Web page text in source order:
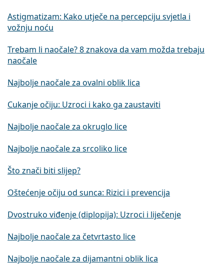
Astigmatizam: Kako utječe na percepciju svjetla i
vožnju noću
Trebam li naočale? 8 znakova da vam možda trebaju
naočale
Najbolje naočale za ovalni oblik lica
Cukanje očiju: Uzroci i kako ga zaustaviti
Najbolje naočale za okruglo lice
Najbolje naočale za srcoliko lice
Što znači biti slijep?
Oštećenje očiju od sunca: Rizici i prevencija
Dvostruko viđenje (diplopija): Uzroci i liječenje
Najbolje naočale za četvrtasto lice
Najbolje naočale za dijamantni oblik lica